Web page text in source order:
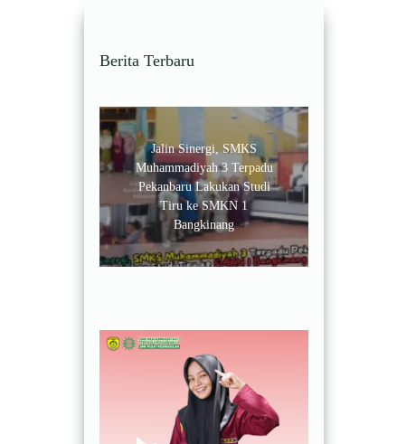
Berita Terbaru
Jalin Sinergi, SMKS
Muhammadiyah 3 Terpadu
Pekanbaru Lakukan Studi
Tiru ke SMKN 1
Bangkinang